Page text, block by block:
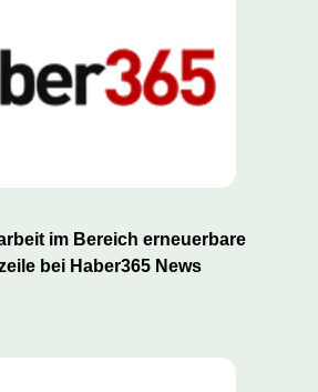
im Bereich erneuerbare
bei Haber365 News